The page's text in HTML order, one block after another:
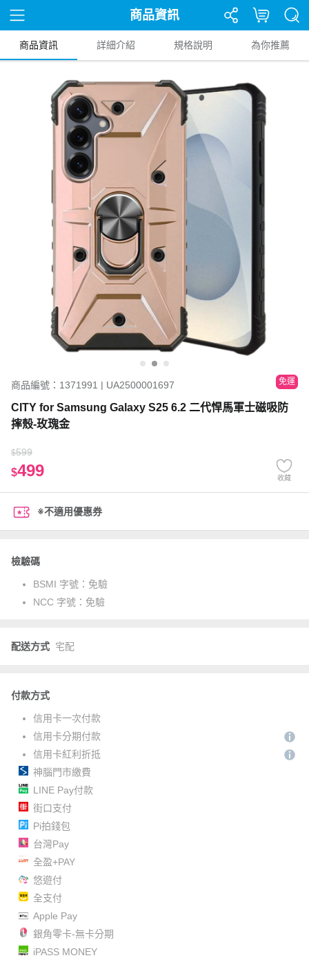
商品資訊
商品資訊 詳細介紹 規格說明 為你推薦
商品編號：1371991 | UA2500001697 免運
CITY for Samsung Galaxy S25 6.2 二代悍馬軍士磁吸防
摔殼-玫瑰金
$599
$499 收藏
※不適用優惠券
檢驗碼
BSMI 字號： 免驗
NCC 字號： 免驗
配送方式 宅配
付款方式
信用卡一次付款
信用卡分期付款
信用卡紅利折抵
神腦門市繳費
LINE Pay付款
街口支付
Pi拍錢包
台灣Pay
全盈+PAY
悠遊付
全支付
Apple Pay
銀角零卡-無卡分期
iPASS MONEY